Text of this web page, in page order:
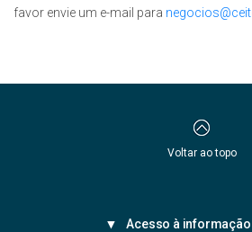
favor envie um e-mail para
Voltar ao topo
Acesso à informação